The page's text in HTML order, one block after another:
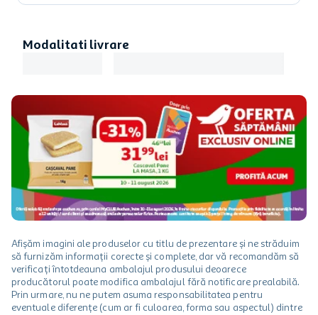
Modalitati livrare
Afișăm imagini ale produselor cu titlu de prezentare și ne străduim
să furnizăm informații corecte și complete, dar vă recomandăm să
verificați întotdeauna ambalajul produsului deoarece
producătorul poate modifica ambalajul fără notificare prealabilă.
Prin urmare, nu ne putem asuma responsabilitatea pentru
eventuale diferențe (cum ar fi culoarea, forma sau aspectul) dintre